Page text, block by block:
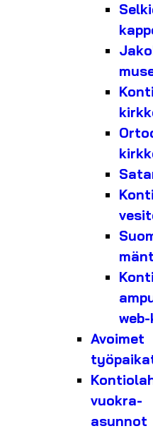
Avoimet
vuokra-
asunnot